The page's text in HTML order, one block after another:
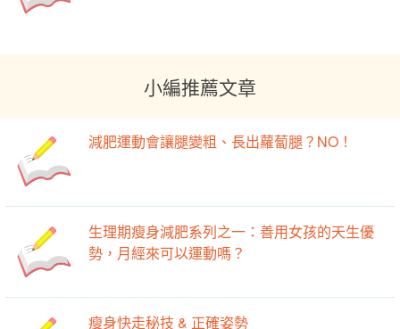
小編推薦文章
減肥運動會讓腿變粗、長出蘿蔔腿？NO！
生理期瘦身減肥系列之一：善用女孩的天生優
勢，月經來可以運動嗎？
瘦身快走秘技 & 正確姿勢